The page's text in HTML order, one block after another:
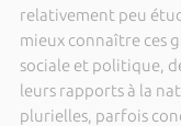
relativement peu
mieux connaître ces
sociale et politique,
leurs rapports à la
plurielles, parfois